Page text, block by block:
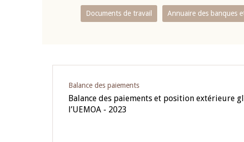
Documents de travail Annuaire des banques
Balance des paiements
Balance des paiements et position extérieure
l’UEMOA - 2023